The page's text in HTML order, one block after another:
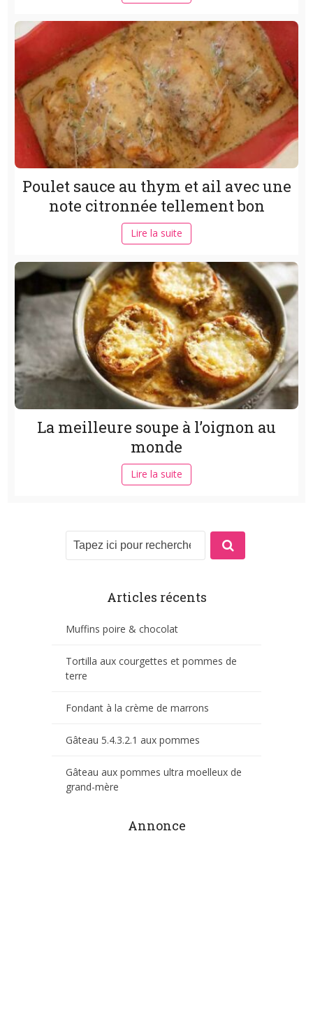
Poulet sauce au thym et ail avec une
note citronnée tellement bon
Lire la suite
La meilleure soupe à l’oignon au
monde
Lire la suite
Articles récents
Muffins poire & chocolat
Tortilla aux courgettes et pommes de
terre
Fondant à la crème de marrons
Gâteau 5.4.3.2.1 aux pommes
Gâteau aux pommes ultra moelleux de
grand-mère
Annonce